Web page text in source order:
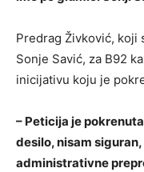
Predrag Živković, koji
Sonje Savić, za B92
inicijativu koju je
– Peticija je
desilo, nisam
administrativne